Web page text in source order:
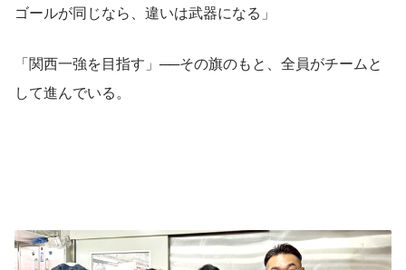
ゴールが同じなら、違いは武器になる」
「関西一強を目指す」──その旗のもと、全員がチームと
して進んでいる。